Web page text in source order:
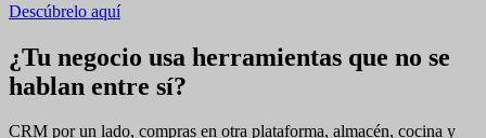
Descúbrelo aquí
¿Tu negocio usa herramientas que no se
hablan entre sí?
CRM por un lado, compras en otra plataforma, almacén, cocina y